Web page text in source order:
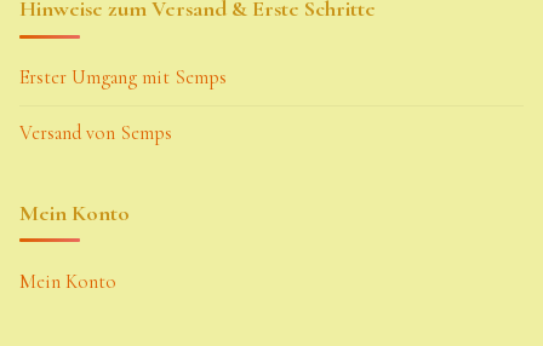
Hinweise zum Versand & Erste Schritte
Erster Umgang mit Semps
Versand von Semps
Mein Konto
Mein Konto